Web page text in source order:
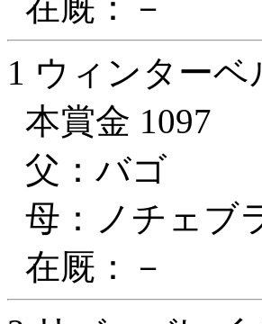
1 ウィンターベ
本賞金 1097
父：バゴ
母：ノチェブ
在厩：－